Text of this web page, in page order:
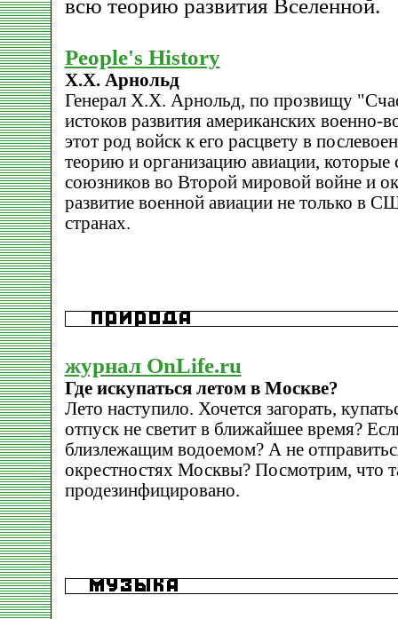
всю теорию развития Вселенной.
People's History
Х.Х. Арнольд
Генерал Х.Х. Арнольд, по прозвищу
истоков развития американских военно-
этот род войск к его расцвету в
теорию и организацию авиации, которые
союзников во Второй мировой войне и
развитие военной авиации не только в
странах.
журнал OnLife.ru
Где искупаться летом в Москве?
Лето наступило. Хочется загорать,
отпуск не светит в ближайшее время?
близлежащим водоемом? А не
окрестностях Москвы? Посмотрим, что
продезинфицировано.